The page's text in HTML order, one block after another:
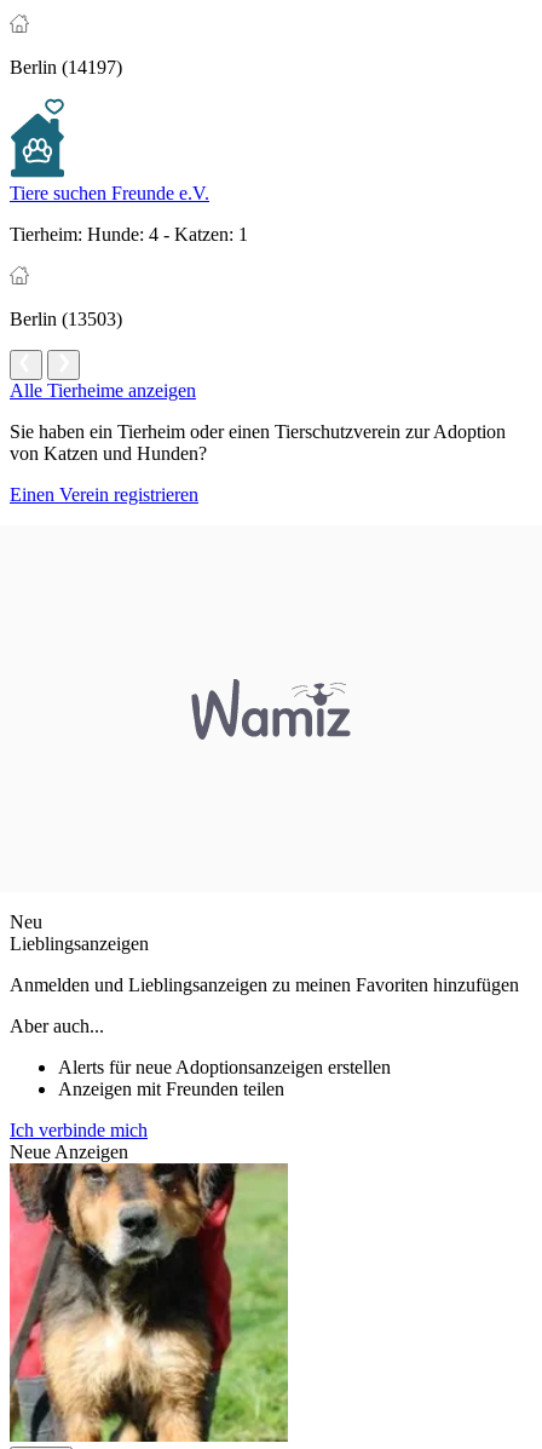
Berlin (14197)
Tiere suchen Freunde e.V.
Tierheim: Hunde: 4 - Katzen: 1
Berlin (13503)
Alle Tierheime anzeigen
Sie haben ein Tierheim oder einen Tierschutzverein zur Adoption
von Katzen und Hunden?
Einen Verein registrieren
Neu
Lieblingsanzeigen
Anmelden und Lieblingsanzeigen zu meinen Favoriten hinzufügen
Aber auch...
Alerts für neue Adoptionsanzeigen erstellen
Anzeigen mit Freunden teilen
Ich verbinde mich
Neue Anzeigen